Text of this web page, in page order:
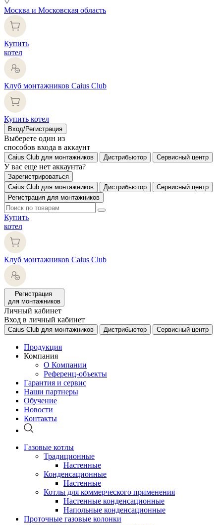
Москва и Московская область
Купить
котел
Клуб монтажников Caius Club
Купить котел
Вход/Регистрация
Выберете один из
способов входа в аккаунт
Caius Club для монтажников Дистрибьютор Сервисный центр
У вас еще нет аккаунта?
Зарегистрироваться
Caius Club для монтажников
Дистрибьютор
Сервисный центр
Регистрация для монтажников
Купить
котел
Клуб монтажников Caius Club
Регистрация
для монтажников
Личный кабинет
Вход в личный кабинет
Caius Club для монтажников Дистрибьютор Сервисный центр
Продукция
Компания
О Компании
Референц-объекты
Гарантия и сервис
Наши партнеры
Обучение
Новости
Контакты
Газовые котлы
Традиционные
Настенные
Конденсационные
Настенные
Котлы для коммерческого применения
Настенные конденсационные
Напольные конденсационные
Проточные газовые колонки